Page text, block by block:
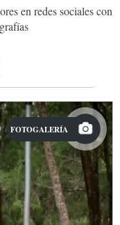
en redes sociales con
FOTOGALERÍA